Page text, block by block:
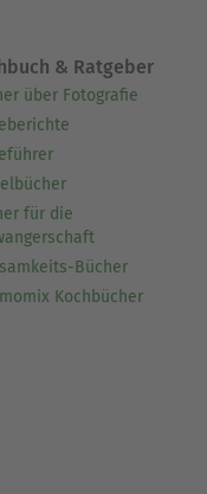
& Ratgeber
über Fotografie
für die
Bücher
Kochbücher